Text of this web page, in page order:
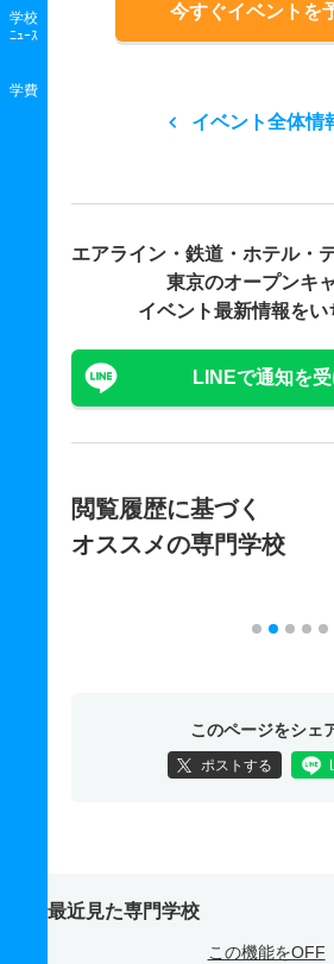
学校
ﾆｭｰｽ
学費
今すぐイベントを
イベント全体情
エアライン・鉄道・ホテル・
東京のオープンキ
イベント最新情報をい
LINEで通知を
閲覧履歴に基づく
オススメの専門学校
このページをシェ
ポストする
最近見た専門学校
この機能をOFF